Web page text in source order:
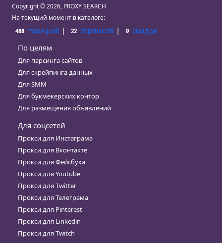
Copyright © 2026, PROXY SEARCH
На текущий момент в каталоге:
488 тарифов | 22 сервисов | 9 скидок
По целям
Для парсинга сайтов
Для скрейпинга данных
Для SMM
Для букмекерских контор
Для размещения объявлений
Для соцсетей
Прокси для Инстаграма
Прокси для Вконтакте
Прокси для Фейсбука
Прокси для Youtube
Прокси для Twitter
Прокси для Телеграма
Прокси для Pinterest
Прокси для Linkedin
Прокси для Twitch